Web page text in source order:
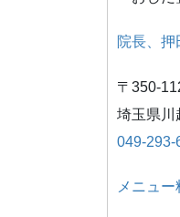
院長、押
〒350-
埼玉県川
049-293-
メニュー